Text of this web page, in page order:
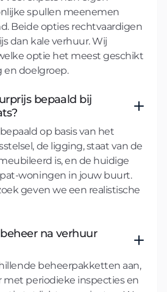
spullen meenemen
Beide opties rechtvaardigen
dan kale verhuur. Wij
optie het meest geschikt
en doelgroep.
bepaald bij
op basis van het
de ligging, staat van de
is, en de huidige
woningen in jouw buurt.
geven we een realistische
na verhuur
beheerpakketten aan,
met periodieke inspecties en